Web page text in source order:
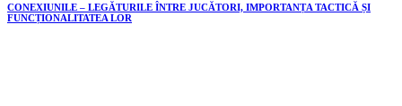
CONEXIUNILE – LEGĂTURILE ÎNTRE JUCĂTORI, IMPORTANȚA TACTICĂ ȘI
FUNCȚIONALITATEA LOR